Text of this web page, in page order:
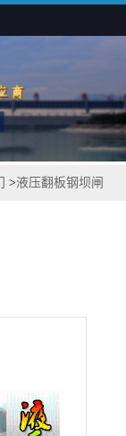
>液压翻板钢坝闸